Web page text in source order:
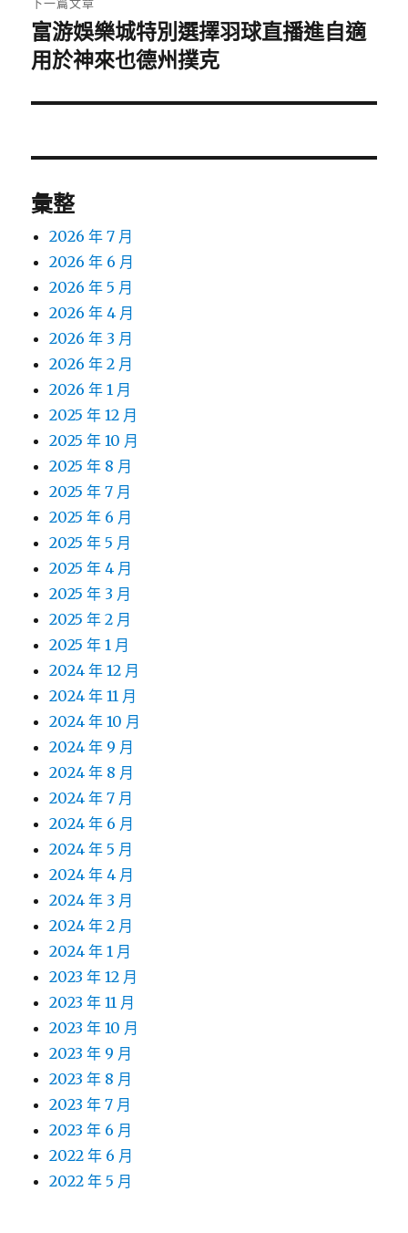
下
一
文
富游娛樂城特別選擇羽球直播進自適
用於神來也德州撲克
彙整
2026 年 7 月
2026 年 6 月
2026 年 5 月
2026 年 4 月
2026 年 3 月
2026 年 2 月
2026 年 1 月
2025 年 12 月
2025 年 10 月
2025 年 8 月
2025 年 7 月
2025 年 6 月
2025 年 5 月
2025 年 4 月
2025 年 3 月
2025 年 2 月
2025 年 1 月
2024 年 12 月
2024 年 11 月
2024 年 10 月
2024 年 9 月
2024 年 8 月
2024 年 7 月
2024 年 6 月
2024 年 5 月
2024 年 4 月
2024 年 3 月
2024 年 2 月
2024 年 1 月
2023 年 12 月
2023 年 11 月
2023 年 10 月
2023 年 9 月
2023 年 8 月
2023 年 7 月
2023 年 6 月
2022 年 6 月
2022 年 5 月